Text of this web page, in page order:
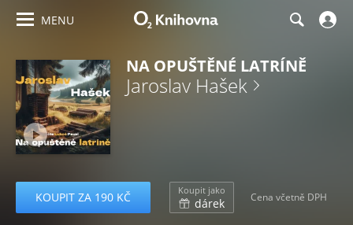
MENU
NA OPUŠTĚNÉ LATRÍNĚ
Jaroslav Hašek
KOUPIT ZA 190 KČ Koupit jako
dárek Cena včetně DPH